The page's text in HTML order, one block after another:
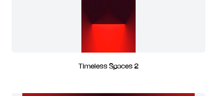
Timeless Spaces 2